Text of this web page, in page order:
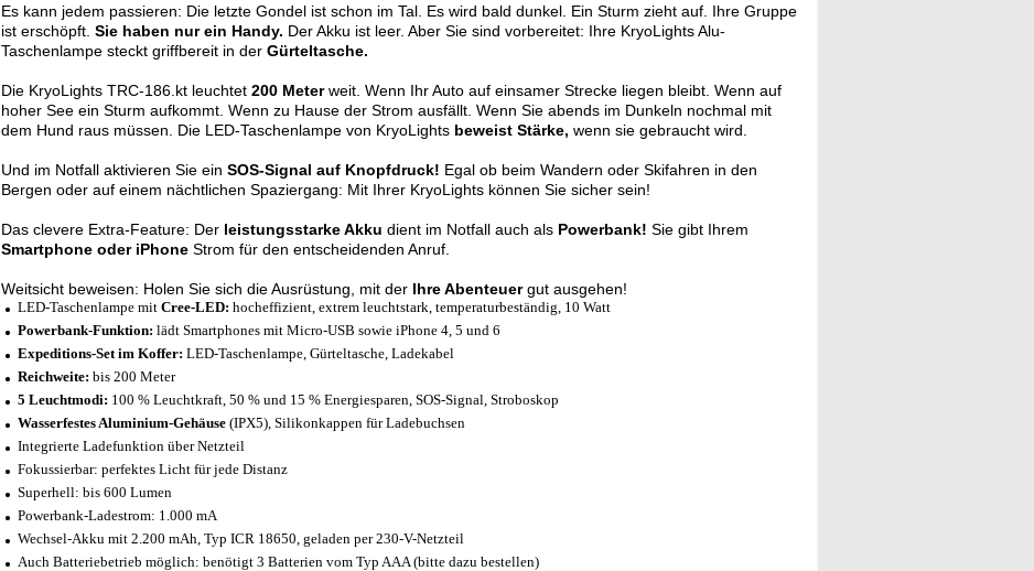
Es kann jedem passieren: Die letzte Gondel ist schon im Tal. Es wird bald dunkel. Ein Sturm zieht auf. Ihre Gruppe
ist erschöpft. Sie haben nur ein Handy. Der Akku ist leer. Aber Sie sind vorbereitet: Ihre KryoLights Alu-
Taschenlampe steckt griffbereit in der Gürteltasche.
Die KryoLights TRC-186.kt leuchtet 200 Meterweit. Wenn Ihr Auto auf einsamer Strecke liegen bleibt. Wenn auf
hoher See ein Sturm aufkommt. Wenn zu Hause der Strom ausfällt. Wenn Sie abends im Dunkeln nochmal mit
dem Hund raus müssen. Die LED-Taschenlampe von KryoLights beweist Stärke, wenn sie gebraucht wird.
Und im Notfall aktivieren Sie ein SOS-Signal auf Knopfdruck! Egal ob beim Wandern oder Skifahren in den
Bergen oder auf einem nächtlichen Spaziergang: Mit Ihrer KryoLights können Sie sicher sein!
Das clevere Extra-Feature: Der leistungsstarke Akku dient im Notfall auch als Powerbank! Sie gibt Ihrem
Smartphone oder iPhone Strom für den entscheidenden Anruf.
Weitsicht beweisen: Holen Sie sich die Ausrüstung, mit der Ihre Abenteuergut ausgehen!
LED-Taschenlampe mit Cree-LED: hocheffizient, extrem leuchtstark, temperaturbeständig, 10 Watt
Powerbank-Funktion: lädt Smartphones mit Micro-USB sowie iPhone 4, 5 und 6
Expeditions-Set im Koffer: LED-Taschenlampe, Gürteltasche, Ladekabel
Reichweite: bis 200 Meter
5 Leuchtmodi: 100 % Leuchtkraft, 50 % und 15 % Energiesparen, SOS-Signal, Stroboskop
Wasserfestes Aluminium-Gehäuse (IPX5), Silikonkappen für Ladebuchsen
Integrierte Ladefunktion über Netzteil
Fokussierbar: perfektes Licht für jede Distanz
Superhell: bis 600 Lumen
Powerbank-Ladestrom: 1.000 mA
Wechsel-Akku mit 2.200 mAh, Typ ICR 18650, geladen per 230-V-Netzteil
Auch Batteriebetrieb möglich: benötigt 3 Batterien vom Typ AAA (bitte dazu bestellen)